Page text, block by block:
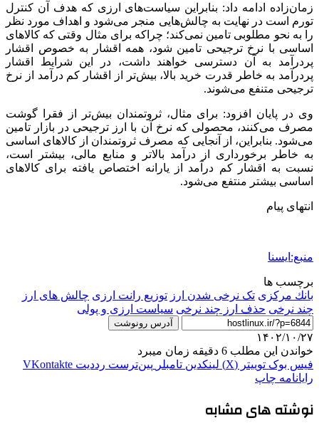
زمان‌زاده ادامه داد: بنابراین سیاست‌های ارزی که هدف آن کنترل
تورم است در نهایت به چالش‌هایی منجر می‌شود و اهداف مورد نظر
را به نحو مطلوبی تامین نمی‌کند؛ چراکه برای مثال وقتی که کالاهای
اساسی با نرخ ترجیحی تامین شود، همه اقشار به خصوص اقشار
پردرآمد به آن دسترسی خواهند داشت، در این شرایط اقشار
پردرآمد به خاطر قدرت خرید بالا، بیش‌تر از اقشار کم درآمد از نرخ
ترجیحی متنفع می‌شوند.
وی در پایان افزود: برای مثال، ثروتمندان بیش‌تر از فقرا گوشت
مصرف می‌کنند، محصولی که نرخ آن با ارز ترجیحی در بازار تامین
می‌شود. بنابراین، از آنجایی که مصرف ثروتمندان از کالاهای اساسی
به خاطر برخورداری از درآمد بالاتر و منابع مالی، بیشتر است،
نسبت به اقشار کم درآمد از یارانه اختصاص یافته برای کالاهای
اساسی بیشتر منتفع می‌شود.
انتهای پیام
منبع:ایسنا
برچسب ها
بانك مركزی تک نرخی شدن ارز توزیع رانت ارزی چالش های ارز
چند نرخی حذف ارز چند نرخی سیاست ارزی و پولی
آدرس رونوشت
۱۴۰۲/۱۰/۲۷
خواندن این مطلب 6 دقیقه زمان میبرد
فیس بوک توییتر (X) لینکدین ‫تامبلر ‫پین‌ترست ‫رددیت ‫VKontakte
رایانامه چاپ
نوشته های مشابه